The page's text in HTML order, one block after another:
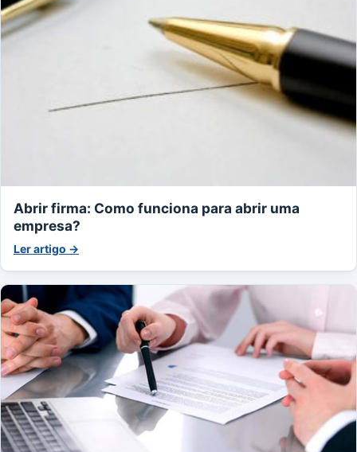
Abrir firma: Como funciona para abrir uma
empresa?
Ler artigo →